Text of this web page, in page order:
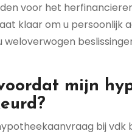
voor het
klaar om u persoonlijk
mijn
bij vdk